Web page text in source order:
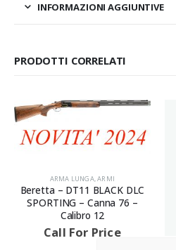
INFORMAZIONI AGGIUNTIVE
PRODOTTI CORRELATI
ARMA LUNGA,ARMI
Beretta – DT11 BLACK DLC
SPORTING – Canna 76 –
Calibro 12
Call For Price